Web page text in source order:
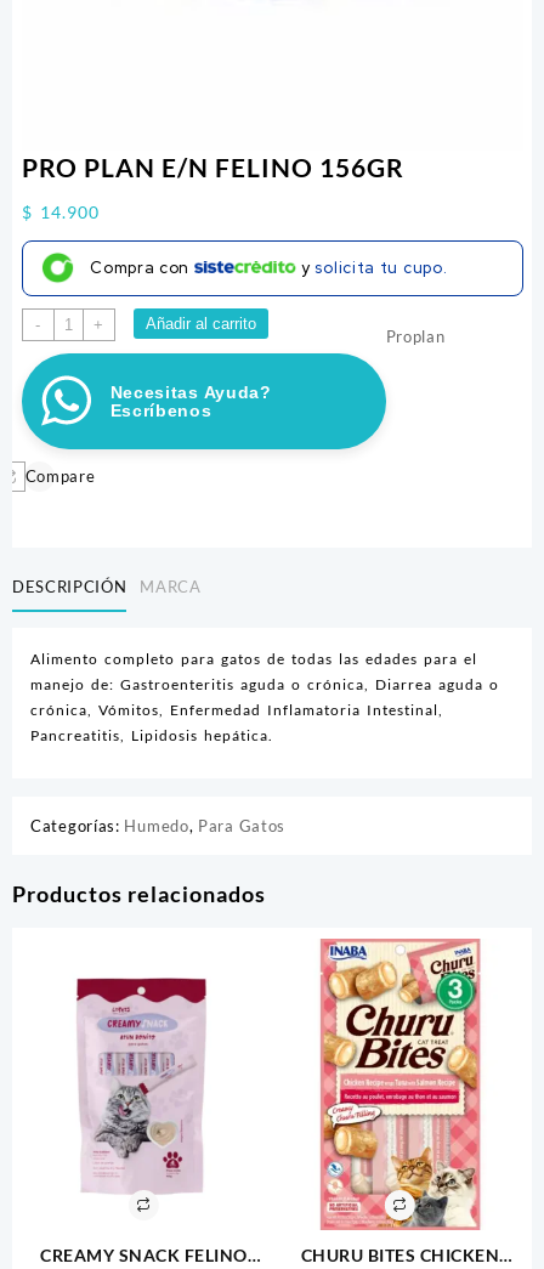
PRO PLAN E/N FELINO 156GR
$ 14.900
Compra con y solicita tu cupo.
-
PRO
PLAN
E/N
FELINO
156GR
cantidad
+ Añadir al carrito
Necesitas Ayuda?
Escríbenos
Compare
Proplan
DESCRIPCIÓN MARCA
Alimento completo para gatos de todas las edades para el
manejo de: Gastroenteritis aguda o crónica, Diarrea aguda o
crónica, Vómitos, Enfermedad Inflamatoria Intestinal,
Pancreatitis, Lipidosis hepática.
Categorías: Humedo, Para Gatos
Productos relacionados
CREAMY SNACK FELINO CHURU BITES CHICKEN